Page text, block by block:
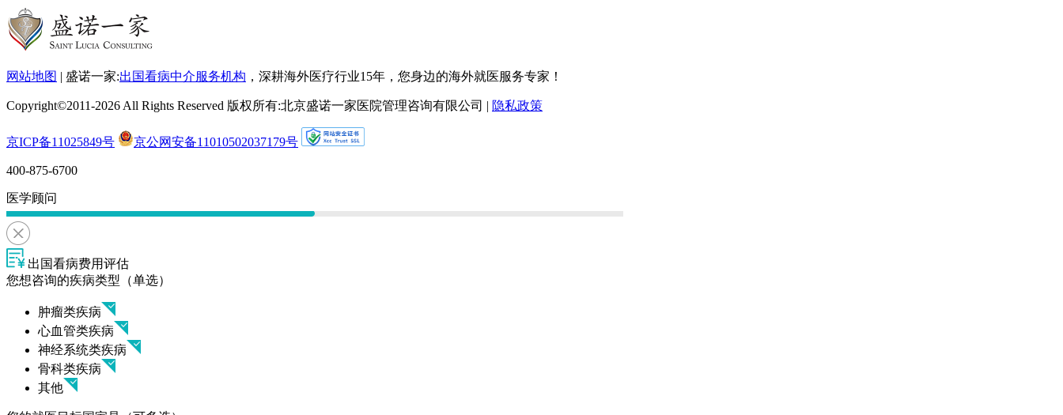
网站地图 | 盛诺一家:出国看病中介服务机构 ，深耕海外医疗行业15年，您身边的海外就医服务专家！
Copyright©2011-2026 All Rights Reserved 版权所有:北京盛诺一家医院管理咨询有限公司 | 隐私政策
京ICP备11025849号 京公网安备11010502037179号
400-875-6700
医学顾问
出国看病费用评估
您想咨询的疾病类型（单选）
肿瘤类疾病
心血管类疾病
神经系统类疾病
骨科类疾病
其他